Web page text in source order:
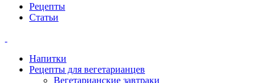
Рецепты
Статьи
Напитки
Рецепты для вегетарианцев
Вегетарианские завтраки